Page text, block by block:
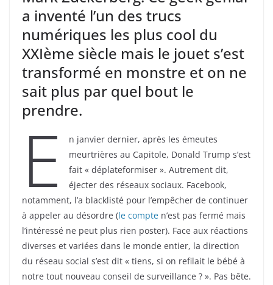
e
r
d
n
o
o
k
n
g
e
r
A
p
p
i
n
k
g
e
a inventé l’un des trucs
numériques les plus cool du
XXIème siècle mais le jouet s’est
transformé en monstre et on ne
sait plus par quel bout le
prendre.
E
n janvier dernier, après les émeutes
meurtrières au Capitole, Donald Trump s’est
fait « déplateformiser ». Autrement dit,
éjecter des réseaux sociaux. Facebook,
notamment, l’a blacklisté pour l’empêcher de continuer
à appeler au désordre (le compte n’est pas fermé mais
l’intéressé ne peut plus rien poster). Face aux réactions
diverses et variées dans le monde entier, la direction
du réseau social s’est dit « tiens, si on refilait le bébé à
notre tout nouveau conseil de surveillance ? ». Pas bête.